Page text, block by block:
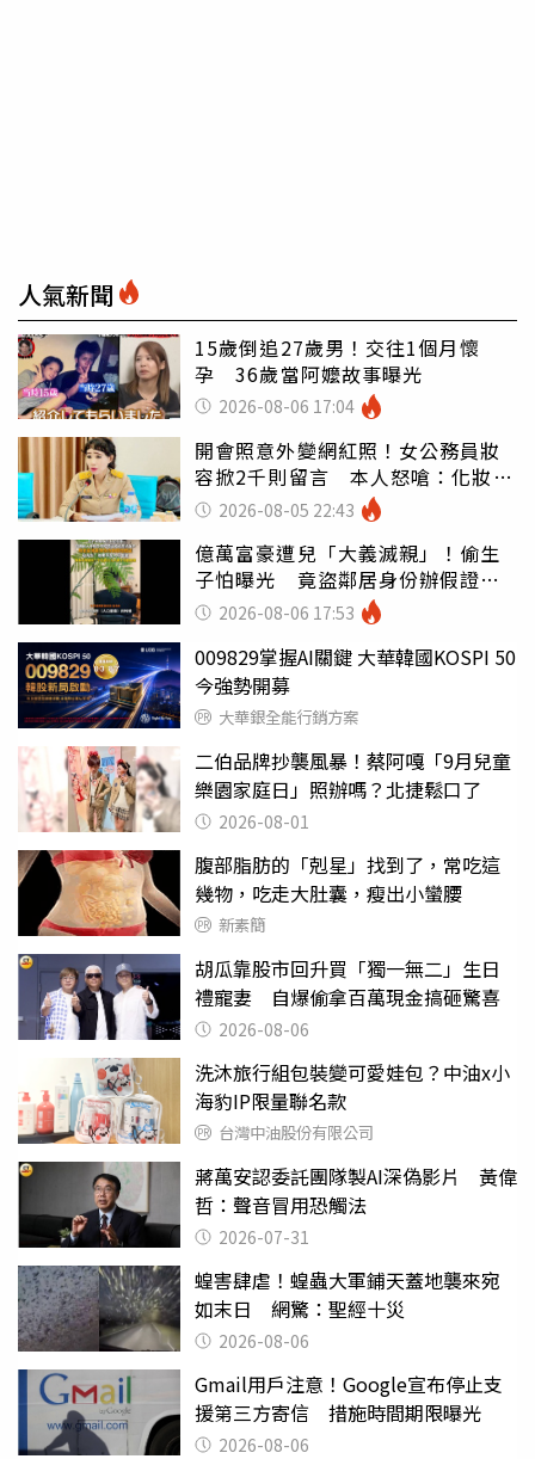
人氣新聞
15歲倒追27歲男！交往1個月懷
孕 36歲當阿嬤故事曝光
2026-08-06 17:04
開會照意外變網紅照！女公務員妝
容掀2千則留言 本人怒嗆：化妝有
錯嗎2026-08-05 22:43
億萬富豪遭兒「大義滅親」！偷生
子怕曝光 竟盜鄰居身份辦假證落
戶 2026-08-06 17:53
009829掌握AI關鍵 大華韓國KOSPI 50
今強勢開募
大華銀全能行銷方案
二伯品牌抄襲風暴！蔡阿嘎「9月兒童
樂園家庭日」照辦嗎？北捷鬆口了
2026-08-01
腹部脂肪的「剋星」找到了，常吃這
幾物，吃走大肚囊，瘦出小蠻腰
新素簡
胡瓜靠股市回升買「獨一無二」生日
禮寵妻 自爆偷拿百萬現金搞砸驚喜
2026-08-06
洗沐旅行組包裝變可愛娃包？中油x小
海豹IP限量聯名款
台灣中油股份有限公司
蔣萬安認委託團隊製AI深偽影片 黃偉
哲：聲音冒用恐觸法
2026-07-31
蝗害肆虐！蝗蟲大軍鋪天蓋地襲來宛
如末日 網驚：聖經十災
2026-08-06
Gmail用戶注意！Google宣布停止支
援第三方寄信 措施時間期限曝光
2026-08-06